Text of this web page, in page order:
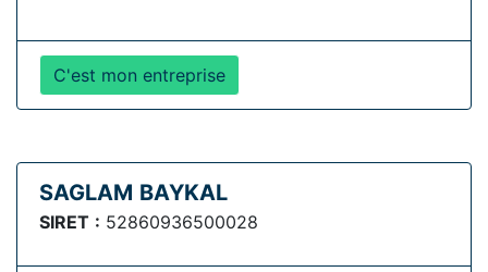
C'est mon entreprise
SAGLAM BAYKAL
SIRET : 52860936500028